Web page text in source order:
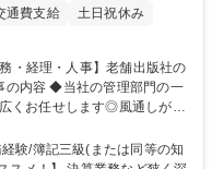
通費支給 土日祝休み
くお任せします◎風通しが良
す。気軽に相談し合える環境
■総務：備
■経理；経費精算、入出金管
験/簿記三級(または同等の知